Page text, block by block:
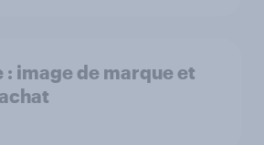
image de marque et